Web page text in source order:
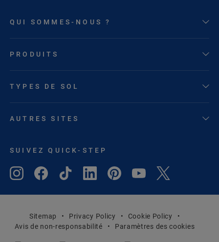
QUI SOMMES-NOUS ?
PRODUITS
TYPES DE SOL
AUTRES SITES
SUIVEZ QUICK-STEP
Sitemap Privacy Policy
Cookie Policy
Avis de non-responsabilité
Paramètres des cookies